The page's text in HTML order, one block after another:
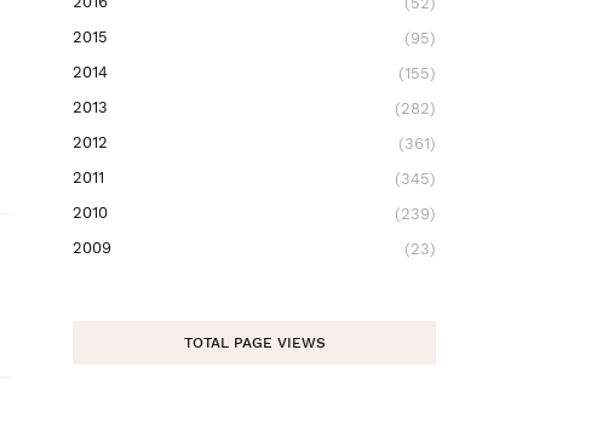
2015
(95)
2014
(155)
2013
(282)
2012
(361)
2011
(345)
2010
(239)
2009
(23)
TOTAL PAGE VIEWS